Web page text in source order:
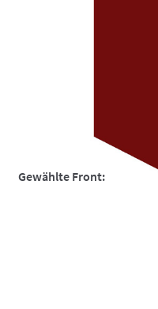
So funktionierts individuell
Über uns
Gewählte Front: